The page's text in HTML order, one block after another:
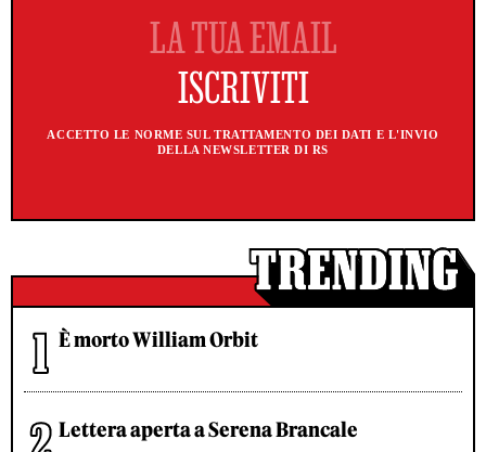
ACCETTO LE NORME SUL TRATTAMENTO DEI DATI E L'INVIO
DELLA NEWSLETTER DI RS
È morto William Orbit
Lettera aperta a Serena Brancale